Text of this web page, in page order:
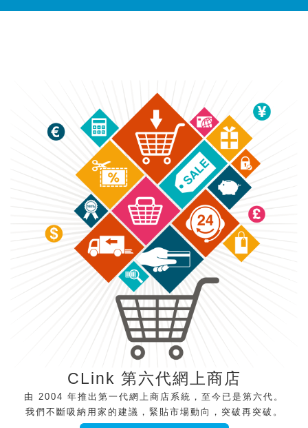
CLink 第六代網上商店
由 2004 年推出第一代網上商店系統，至今已是第六代。
我們不斷吸納用家的建議，緊貼市場動向，突破再突破。